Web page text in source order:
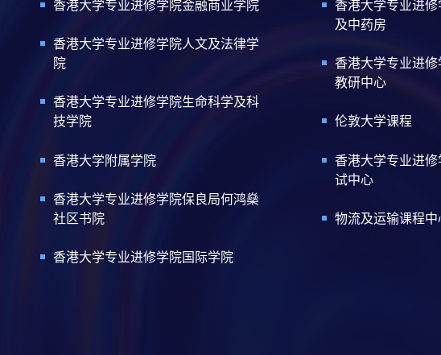
香港大学专业进修学院金融商业学院
香港大学专业进修学院人文及法律学
院
香港大学专业进修学院生命科学及科
技学院
香港大学附属学院
香港大学专业进修学院保良局何鸿燊
社区书院
香港大学专业进修学院国际学院
香港大学专业进
及中药房
香港大学专业进
教研中心
伦敦大学课程
香港大学专业进
试中心
物流及运输课程中